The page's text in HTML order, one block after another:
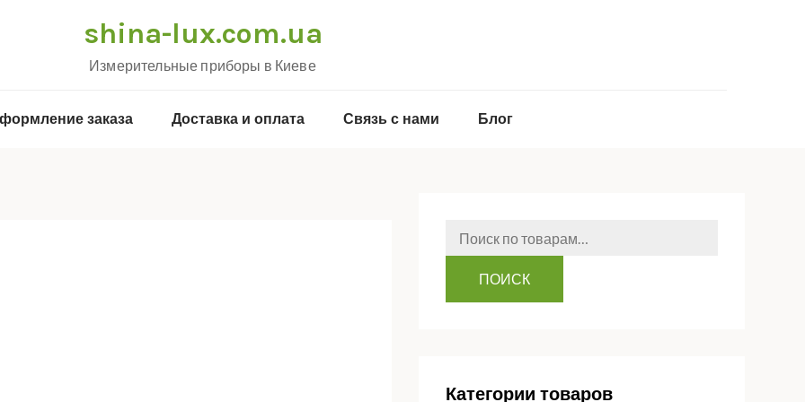
shina-lux.com.ua
Измерительные приборы в Киеве
заказа Доставка и оплата Связь с нами Блог
Искать:
ПОИСК
Категории товаров